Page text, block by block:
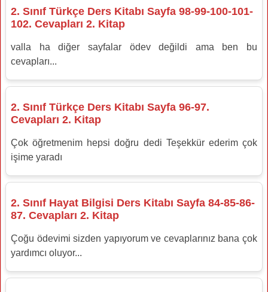
2. Sınıf Türkçe Ders Kitabı Sayfa 98-99-100-101-
102. Cevapları 2. Kitap
valla ha diğer sayfalar ödev değildi ama ben bu
cevapları...
2. Sınıf Türkçe Ders Kitabı Sayfa 96-97.
Cevapları 2. Kitap
Çok öğretmenim hepsi doğru dedi Teşekkür ederim çok
işime yaradı
2. Sınıf Hayat Bilgisi Ders Kitabı Sayfa 84-85-86-
87. Cevapları 2. Kitap
Çoğu ödevimi sizden yapıyorum ve cevaplarınız bana çok
yardımcı oluyor...